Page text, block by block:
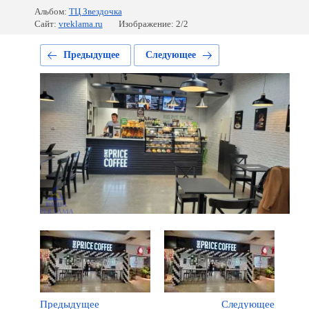
Альбом: ТЦ Звездочка
Сайт: vreklama.ru Изображение: 2/2
Предыдущее Следующее
Предыдущее Следующее